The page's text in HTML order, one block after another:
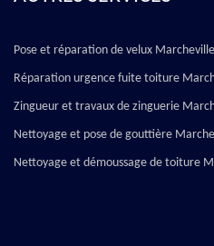
Pose et réparation de velux Marcheville
Réparation urgence fuite toiture
Zingueur et travaux de zinguerie
Nettoyage et pose de gouttière
Nettoyage et démoussage de toiture